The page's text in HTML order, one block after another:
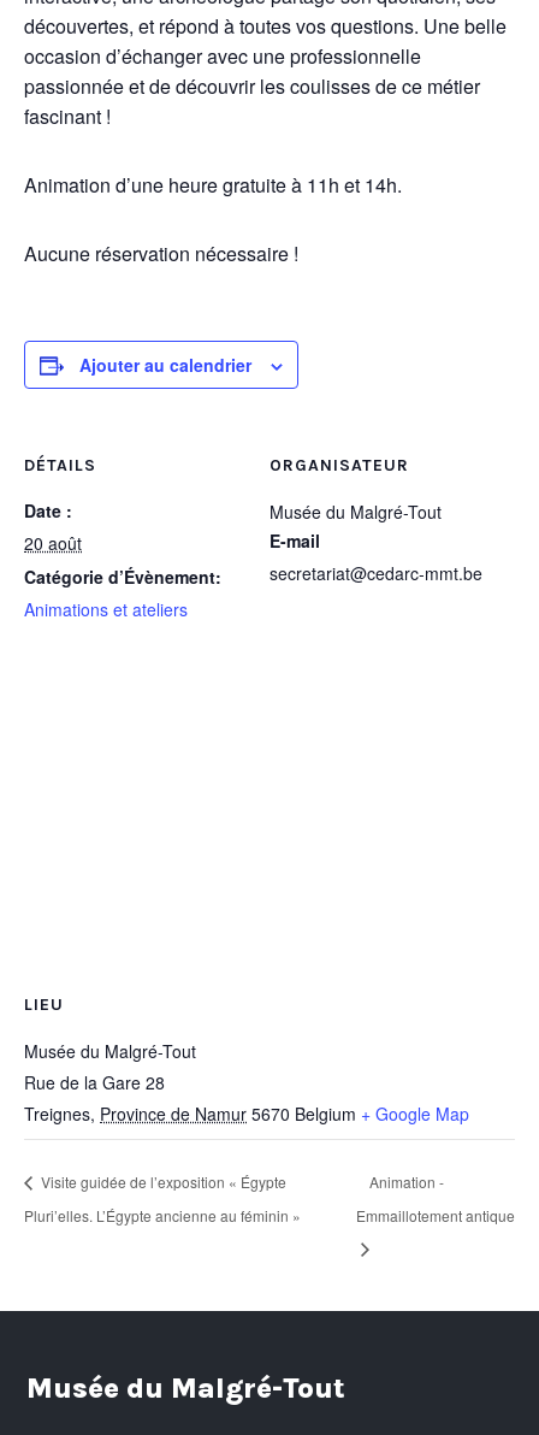
découvertes, et répond à toutes vos questions. Une belle
occasion d’échanger avec une professionnelle
passionnée et de découvrir les coulisses de ce métier
fascinant !
Animation d’une heure gratuite à 11h et 14h.
Aucune réservation nécessaire !
Ajouter au calendrier
DÉTAILS
Date :
20 août
Catégorie d’Évènement:
Animations et ateliers
ORGANISATEUR
Musée du Malgré-Tout
E-mail
secretariat@cedarc-mmt.be
LIEU
Musée du Malgré-Tout
Rue de la Gare 28
Treignes, Province de Namur 5670 Belgium + Google Map
Visite guidée de l’exposition « Égypte
Pluri’elles. L’Égypte ancienne au féminin »
Animation -
Emmaillotement antique
Musée du Malgré-Tout